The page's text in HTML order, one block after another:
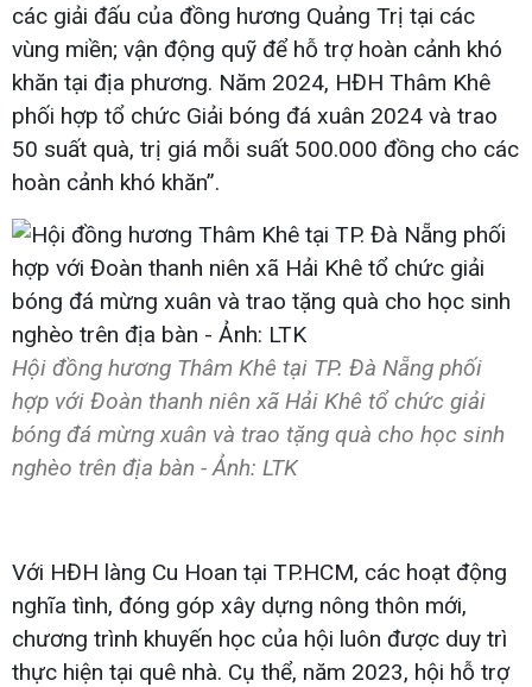
các giải đấu của đồng hương Quảng Trị tại các
vùng miền; vận động quỹ để hỗ trợ hoàn cảnh khó
khăn tại địa phương. Năm 2024, HĐH Thâm Khê
phối hợp tổ chức Giải bóng đá xuân 2024 và trao
50 suất quà, trị giá mỗi suất 500.000 đồng cho các
hoàn cảnh khó khăn”.
Hội đồng hương Thâm Khê tại TP. Đà Nẵng phối
hợp với Đoàn thanh niên xã Hải Khê tổ chức giải
bóng đá mừng xuân và trao tặng quà cho học sinh
nghèo trên địa bàn - Ảnh: LTK
Với HĐH làng Cu Hoan tại TP.HCM, các hoạt động
nghĩa tình, đóng góp xây dựng nông thôn mới,
chương trình khuyến học của hội luôn được duy trì
thực hiện tại quê nhà. Cụ thể, năm 2023, hội hỗ trợ